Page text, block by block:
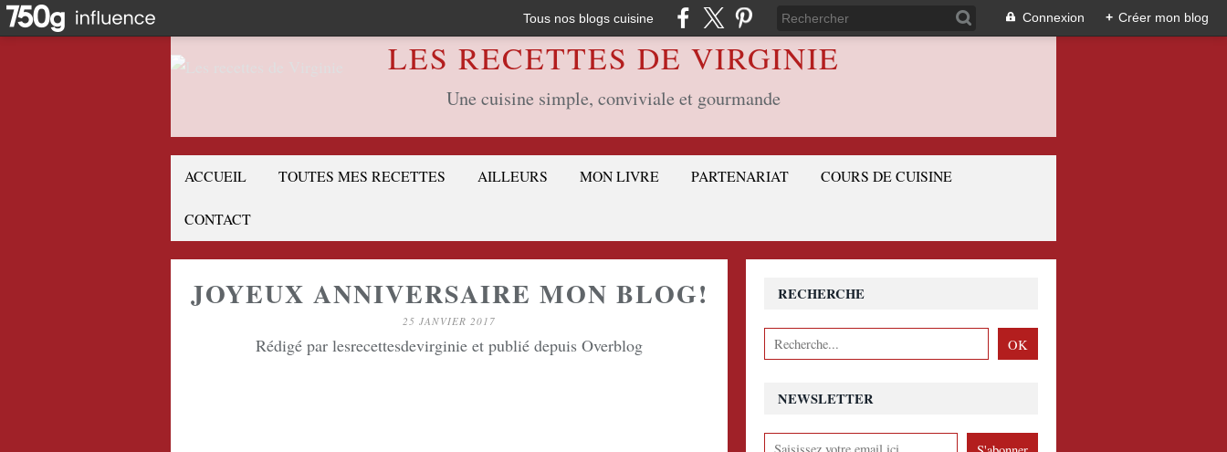
Tous nos blogs cuisine Connexion + Créer mon blog
LES RECETTES DE VIRGINIE
Une cuisine simple, conviviale et gourmande
ACCUEIL TOUTES MES RECETTES AILLEURS MON LIVRE PARTENARIAT COURS DE CUISINE
CONTACT
JOYEUX ANNIVERSAIRE MON BLOG!
25 JANVIER 2017
Rédigé par lesrecettesdevirginie et publié depuis Overblog
NEWSLETTER
RECHERCHE